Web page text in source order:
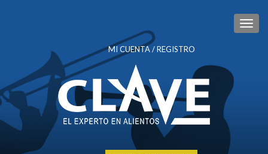
MI CUENTA / REGISTRO